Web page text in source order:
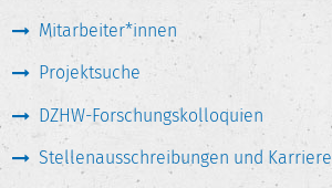
Mitarbeiter*innen
Projektsuche
DZHW-Forschungskolloquien
Stellenausschreibungen und Karriere